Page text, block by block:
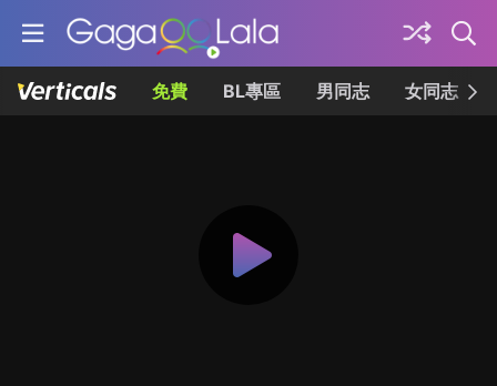
免費 BL專區 男同志 女同志